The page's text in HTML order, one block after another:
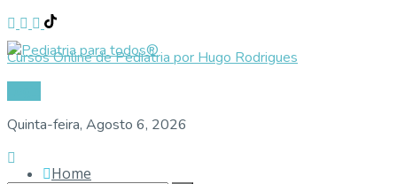
Cursos Online de Pediatria por Hugo Rodrigues
Quinta-feira, Agosto 6, 2026
Home